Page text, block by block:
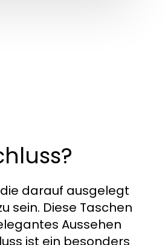
darauf ausgelegt
sein. Diese Taschen
Aussehen
ist ein besonders